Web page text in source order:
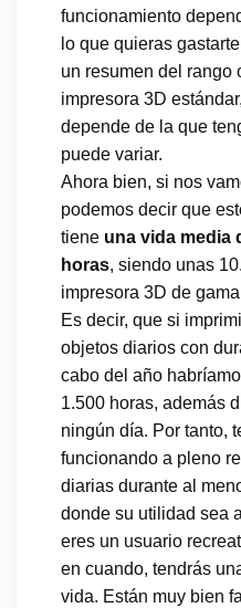
funcionamiento
lo que quieras
un resumen del rango
impresora 3D
depende de la que
puede variar.
Ahora bien, si nos
podemos decir que
tiene una vida media
horas, siendo unas
impresora 3D de
Es decir, que si
objetos diarios con
cabo del año
1.500 horas, además
ningún día. Por tanto,
funcionando a pleno
diarias durante al
donde su utilidad sea
eres un usuario
en cuando, tendrás
vida. Están muy bien